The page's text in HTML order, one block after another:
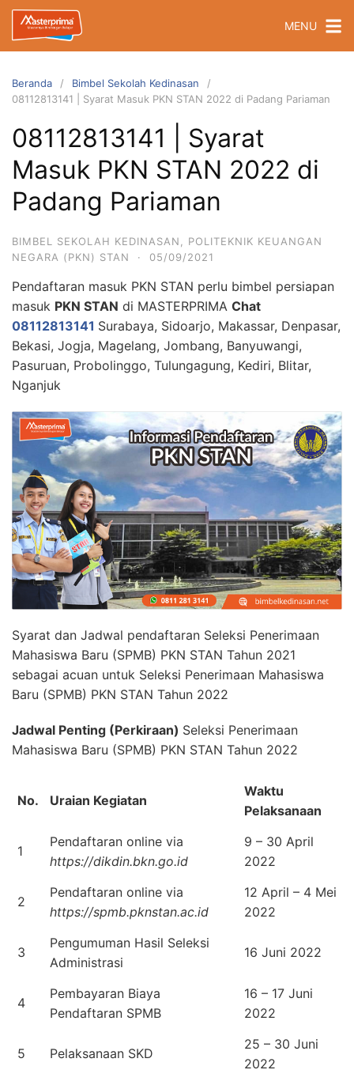
Langsung
konten
MENU
Beranda
Bimbel Sekolah Kedinasan
08112813141 | Syarat Masuk PKN STAN 2022 di Padang Pariaman
08112813141 | Syarat
Masuk PKN STAN 2022 di
Padang Pariaman
BIMBEL SEKOLAH KEDINASAN
POLITEKNIK KEUANGAN
NEGARA (PKN) STAN
· 05/09/2021
Pendaftaran masuk PKN STAN perlu bimbel persiapan
masuk PKN STAN di MASTERPRIMA Chat
08112813141 Surabaya, Sidoarjo, Makassar, Denpasar,
Bekasi, Jogja, Magelang, Jombang, Banyuwangi,
Pasuruan, Probolinggo, Tulungagung, Kediri, Blitar,
Nganjuk
Syarat dan Jadwal pendaftaran Seleksi Penerimaan
Mahasiswa Baru (SPMB) PKN STAN Tahun 2021
sebagai acuan untuk Seleksi Penerimaan Mahasiswa
Baru (SPMB) PKN STAN Tahun 2022
Jadwal Penting (Perkiraan) Seleksi Penerimaan
Mahasiswa Baru (SPMB) PKN STAN Tahun 2022
No. Uraian Kegiatan
Waktu
Pelaksanaan
1
Pendaftaran online via
https://dikdin.bkn.go.id
9 – 30 April
2022
2
Pendaftaran online via
https://spmb.pknstan.ac.id
12 April – 4 Mei
2022
3
Pengumuman Hasil Seleksi
Administrasi
16 Juni 2022
4
Pembayaran Biaya
Pendaftaran SPMB
16 – 17 Juni
2022
5 Pelaksanaan SKD
25 – 30 Juni
2022